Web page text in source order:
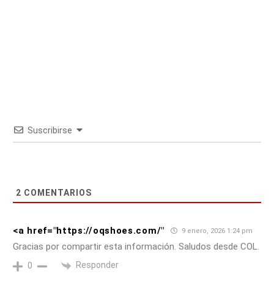
Suscribirse
2 COMENTARIOS
<a href="https://oqshoes.com/" 9 enero, 2026 1:24 pm
Gracias por compartir esta información. Saludos desde COL.
0 Responder